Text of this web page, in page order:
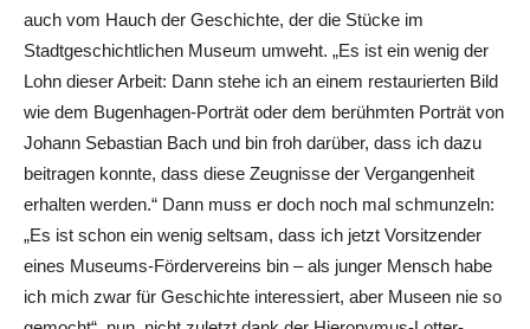
auch vom Hauch der Geschichte, der die Stücke im
Stadtgeschichtlichen Museum umweht. „Es ist ein wenig der
Lohn dieser Arbeit: Dann stehe ich an einem restaurierten Bild
wie dem Bugenhagen-Porträt oder dem berühmten Porträt von
Johann Sebastian Bach und bin froh darüber, dass ich dazu
beitragen konnte, dass diese Zeugnisse der Vergangenheit
erhalten werden.“ Dann muss er doch noch mal schmunzeln:
„Es ist schon ein wenig seltsam, dass ich jetzt Vorsitzender
eines Museums-Fördervereins bin – als junger Mensch habe
ich mich zwar für Geschichte interessiert, aber Museen nie so